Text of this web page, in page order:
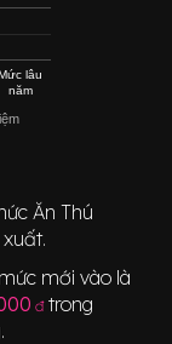
lâu
năm
Ăn Thú
mới vào là
đ trong
.